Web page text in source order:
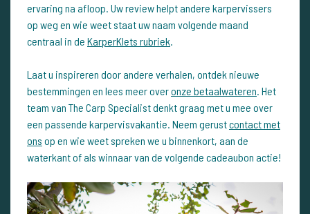
ervaring na afloop. Uw review helpt andere karpervissers
op weg en wie weet staat uw naam volgende maand
centraal in de KarperKlets rubriek.
Laat u inspireren door andere verhalen, ontdek nieuwe
bestemmingen en lees meer overonze betaalwateren. Het
team van The Carp Specialist denkt graag met u mee over
een passende karpervisvakantie. Neem gerustcontact met
ons op en wie weet spreken we u binnenkort, aan de
waterkant of als winnaar van de volgende cadeaubon actie!